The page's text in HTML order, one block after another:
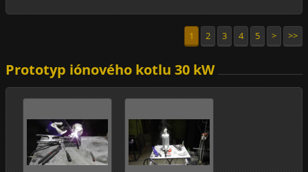
1 2 3 4 5 > >>
Prototyp iónového kotlu 30 kW